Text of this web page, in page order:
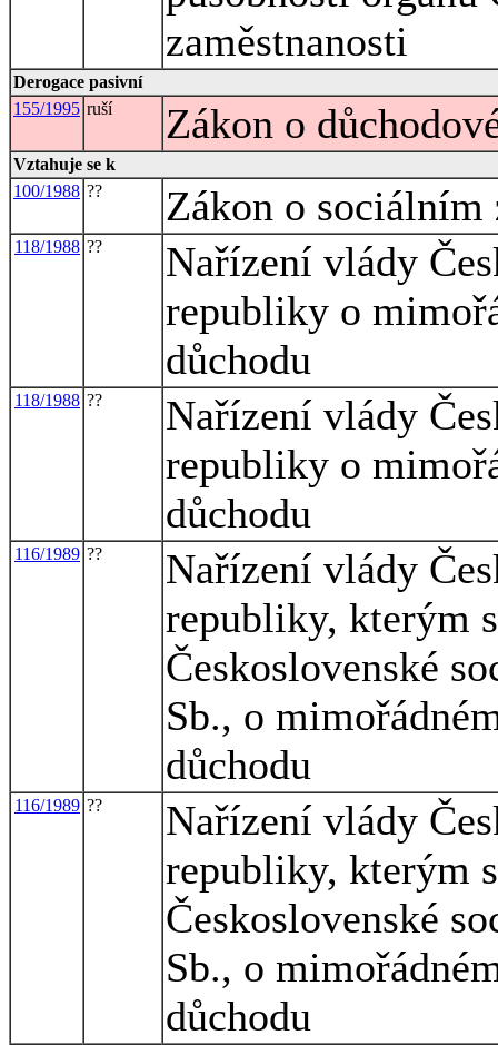
zaměstnanosti
Derogace pasivní
155/1995 ruší Zákon o
Vztahuje se k
100/1988 ?? Zákon o sociálním
118/1988 ??
Nařízení vlády
republiky o
důchodu
118/1988 ??
Nařízení vlády
republiky o
důchodu
116/1989 ??
Nařízení vlády
republiky, kterým
Československé
Sb., o
důchodu
116/1989 ??
Nařízení vlády
republiky, kterým
Československé
Sb., o
důchodu